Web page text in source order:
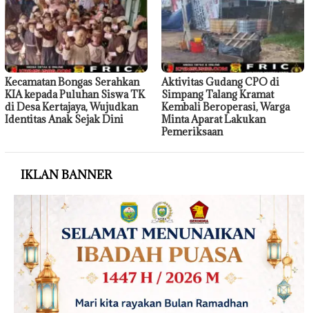
Kecamatan Bongas Serahkan
KIA kepada Puluhan Siswa TK
di Desa Kertajaya, Wujudkan
Identitas Anak Sejak Dini
Aktivitas Gudang CPO di
Simpang Talang Kramat
Kembali Beroperasi, Warga
Minta Aparat Lakukan
Pemeriksaan
IKLAN BANNER